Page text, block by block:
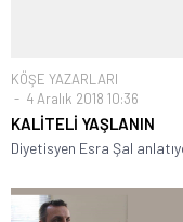
KÖŞE YAZARLARI
4 Aralık 2018 10:36
KALİTELİ YAŞLANIN
Diyetisyen Esra Şal